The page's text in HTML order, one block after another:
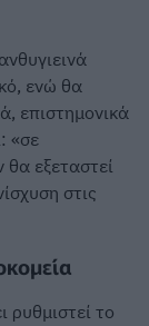
ενώ θα
επιστημονικά
«σε
εξεταστεί
στις
ρυθμιστεί το